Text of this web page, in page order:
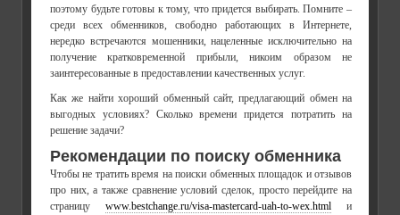
поэтому будьте готовы к тому, что придется выбирать. Помните –
среди всех обменников, свободно работающих в Интернете,
нередко встречаются мошенники, нацеленные исключительно на
получение кратковременной прибыли, никоим образом не
заинтересованные в предоставлении качественных услуг.
Как же найти хороший обменный сайт, предлагающий обмен на
выгодных условиях? Сколько времени придется потратить на
решение задачи?
Рекомендации по поиску обменника
Чтобы не тратить время на поиски обменных площадок и отзывов
про них, а также сравнение условий сделок, просто перейдите на
страницу www.bestchange.ru/visa-mastercard-uah-to-wex.html и